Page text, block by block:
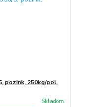
pozink, 250kg/pol.
Skladom